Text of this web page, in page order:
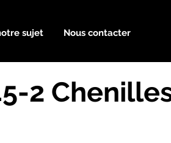
sujet Nous contacter
2